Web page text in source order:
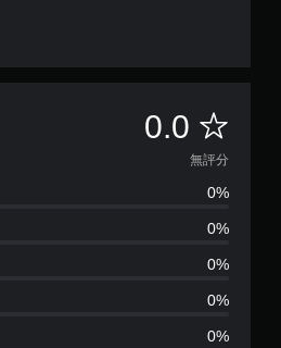
0.0 無
評
分
無評分
0%
0%
0%
0%
0%